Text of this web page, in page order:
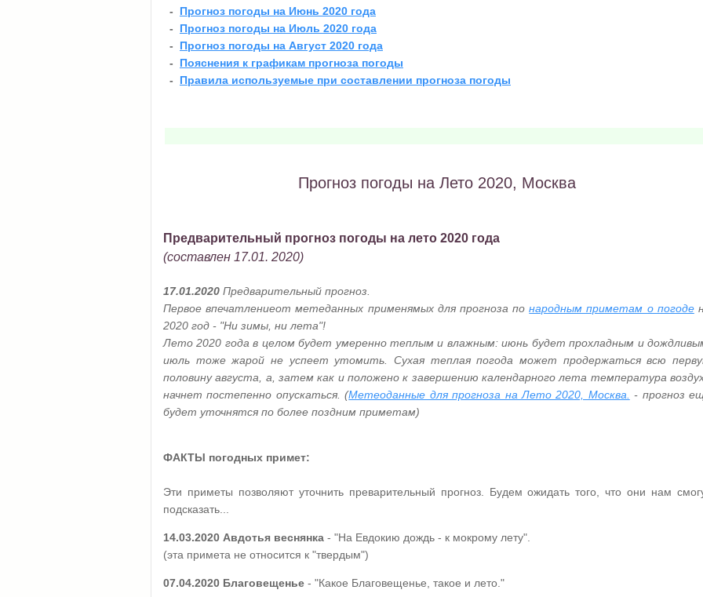
- Прогноз погоды на Июнь 2020 года
- Прогноз погоды на Июль 2020 года
- Прогноз погоды на Август 2020 года
- Пояснения к графикам прогноза погоды
- Правила используемые при составлении прогноза погоды
Прогноз погоды на Лето 2020, Москва
Предварительный прогноз погоды на лето 2020 года
(составлен 17.01. 2020)
17.01.2020 Предварительный прогноз.
Первое впечатлениеот метеданных применямых для прогноза понародным приметам о погоде
2020 год - "Ни зимы, ни лета"!
Лето 2020 года в целом будет умеренно теплым и влажным: июнь будет прохладным и
июль тоже жарой не успеет утомить. Сухая теплая погода может продержаться всю
половину августа, а, затем как и положено к завершению календарного лета температура
начнет постепенно опускаться. (Метеоданные для прогноза на Лето 2020, Москва. - прогноз
будет уточнятся по более поздним приметам)
ФАКТЫ погодных примет:
Эти приметы позволяют уточнить преварительный прогноз. Будем ожидать того, что они нам
подсказать...
14.03.2020 Авдотья веснянка - "На Евдокию дождь - к мокрому лету".
(эта примета не относится к "твердым")
07.04.2020 Благовещенье - "Какое Благовещенье, такое и лето."